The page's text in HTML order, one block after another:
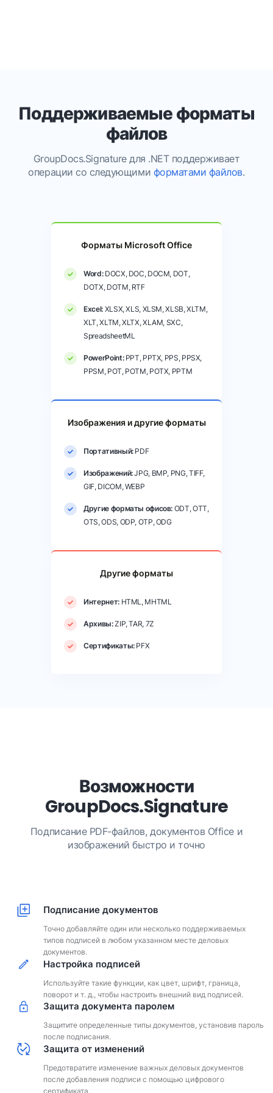
Поддерживаемые форматы
файлов
GroupDocs.Signature для .NET поддерживает
операции со следующими форматами файлов.
Форматы Microsoft Office
Word:DOCX, DOC, DOCM, DOT,
DOTX, DOTM, RTF
Excel:XLSX, XLS, XLSM, XLSB, XLTM,
XLT, XLTM, XLTX, XLAM, SXC,
SpreadsheetML
PowerPoint:PPT, PPTX, PPS, PPSX,
PPSM, POT, POTM, POTX, PPTM
Изображения и другие форматы
Портативный:PDF
Изображений:JPG, BMP, PNG, TIFF,
GIF, DICOM, WEBP
Другие форматы офисов: ODT, OTT,
OTS, ODS, ODP, OTP, ODG
Другие форматы
Интернет:HTML, MHTML
Архивы:ZIP, TAR, 7Z
Сертификаты:PFX
Возможности
GroupDocs.Signature
Подписание PDF-файлов, документов Office и
изображений быстро и точно
Подписание документов
Точно добавляйте один или несколько поддерживаемых
типов подписей в любом указанном месте деловых
документов.
Настройка подписей
Используйте такие функции, как цвет, шрифт, граница,
поворот и т. д., чтобы настроить внешний вид подписей.
Защита документа паролем
Защитите определенные типы документов, установив пароль
после подписания.
Защита от изменений
Предотвратите изменение важных деловых документов
после добавления подписи с помощью цифрового
сертификата.